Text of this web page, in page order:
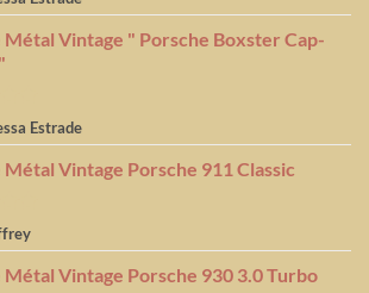
Métal Vintage " Porsche Boxster Cap-
sur Estrade
Métal Vintage Porsche 911 Classic
sur
Métal Vintage Porsche 930 3.0 Turbo